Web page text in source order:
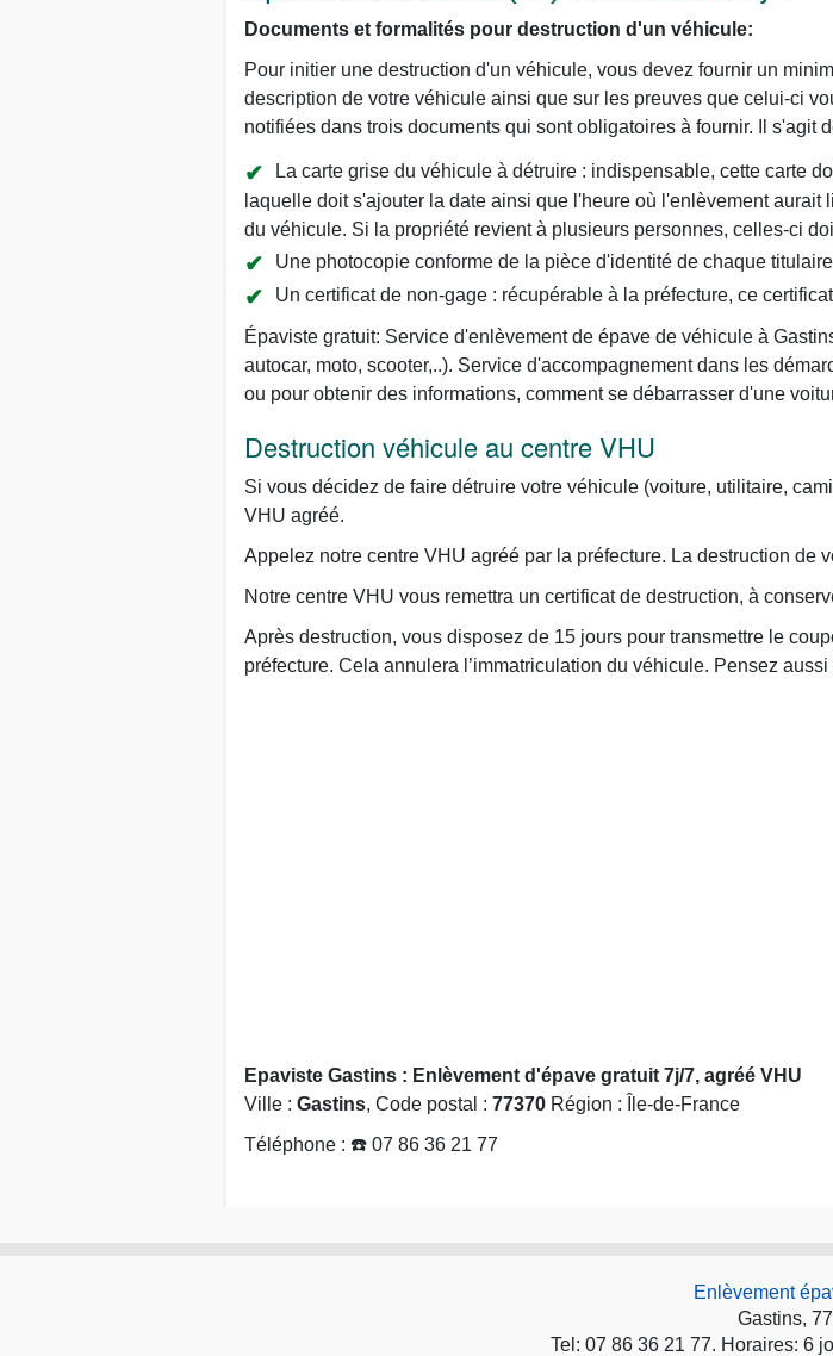
Documents et formalités pour destruction d'un véhicule:
Pour initier une destruction d'un véhicule, vous devez fournir un
description de votre véhicule ainsi que sur les preuves que celui-ci
notifiées dans trois documents qui sont obligatoires à fournir. Il s'agit
La carte grise du véhicule à détruire : indispensable, cette carte
laquelle doit s'ajouter la date ainsi que l'heure où l'enlèvement
du véhicule. Si la propriété revient à plusieurs personnes, celles-ci
Une photocopie conforme de la pièce d'identité de chaque
Un certificat de non-gage : récupérable à la préfecture, ce
Épaviste gratuit: Service d'enlèvement de épave de véhicule à
autocar, moto, scooter,..). Service d'accompagnement dans les
ou pour obtenir des informations, comment se débarrasser d'une
Destruction véhicule au centre VHU
Si vous décidez de faire détruire votre véhicule (voiture, utilitaire,
VHU agréé.
Appelez notre centre VHU agréé par la préfecture. La destruction de
Notre centre VHU vous remettra un certificat de destruction, à
Après destruction, vous disposez de 15 jours pour transmettre le
préfecture. Cela annulera l’immatriculation du véhicule. Pensez
Epaviste Gastins : Enlèvement d'épave gratuit 7j/7, agréé VHU
Ville : Gastins, Code postal : 77370 Région : Île-de-France
Téléphone : ☎️ 07 86 36 21 77
Enlèvement
Gastins,
Tel: 07 86 36 21 77. Horaires: 6